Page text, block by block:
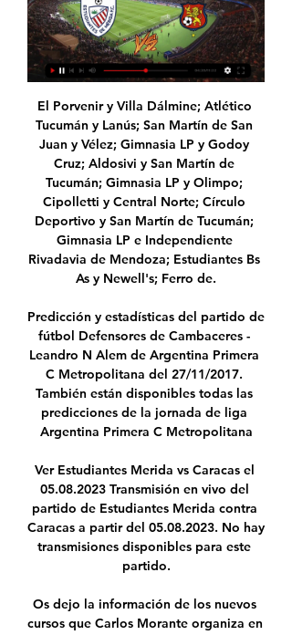
El Porvenir y Villa Dálmine; Atlético Tucumán y Lanús; San Martín de San Juan y Vélez; Gimnasia LP y Godoy Cruz; Aldosivi y San Martín de Tucumán; Gimnasia LP y Olimpo; Cipolletti y Central Norte; Círculo Deportivo y San Martín de Tucumán; Gimnasia LP e Independiente Rivadavia de Mendoza; Estudiantes Bs As y Newell's; Ferro de.

Predicción y estadísticas del partido de fútbol Defensores de Cambaceres - Leandro N Alem de Argentina Primera C Metropolitana del 27/11/2017. También están disponibles todas las predicciones de la jornada de liga Argentina Primera C Metropolitana

Ver Estudiantes Merida vs Caracas el 05.08.2023 Transmisión en vivo del partido de Estudiantes Merida contra Caracas a partir del 05.08.2023. No hay transmisiones disponibles para este partido.

Os dejo la información de los nuevos cursos que Carlos Morante organiza en Madrid en las próximas semanas. DOS CURSOS EN MADRID DÍA 4 DE AGOSTO 2012:

Fixture de Estudiantes Mérida en vivo Mirá todos los Horarios y Canales de los Partidos de Estudiantes Mérida EN VIVO. La mayor información de Fútbol de tu equipo por TV de Venezuela.

San Cristóbal, 19 de marzo de 2019 (Prensa Deportivo Táchira).- Con la motivación de haber saldado en victoria su último enfrentamiento, el Deportivo Táchira F.C. buscará este miércoles en Pueblo Nuevo, continuar por la senda del triunfo, cuando reciba a Estudiantes de Caracas S.C.

Hola soy delgado atletico maduro y solo busco sexo bueno sin tabu, soy versatil mas pasivo me encanta usar hilos estoy totalmente deoilado y uso hilos, solo busco sexo con hombres maduros no jovenes , me encanta hacer de todo y me hagan de todo en especial que acaben en mi boca, si tienes sitio mucho mejor 04145889366

Estudiantes M.: marcadores en directo, resultados y partidos Estudiantes M. Estadio: Estadio Metropolitano de Mérida. Capacidad: 43 200 Estudiantes M. Caracas. 24.02. 17:45. Monagas. Estudiantes M. 02.03. 17:00 ...

El sistema de transmisión utilizado en este cochecillo ha sido el de transmisión por correa, dada su facilidad para se implementado en la maqueta y los buenos resultados que hemos obtenidos en proyectos de este tipo.

Redacción deportes - El Sevilla, pentacampeón de la Copa de la UEFA/Liga Europa, sucumbió en Praga ante el Slavia (4-3) tras una prórroga que no supo manejar, y también quedó eliminado el Inter italiano, en tanto que el Chelsea y el Arsenal confirmaron el vigor de la

La última hora de las noticias en tu diario de actualidad ElEconomista.es. La actualidad política, cultural y deportiva nacional e internacional

Caracas 1(4) -1 (3) Estudiantes de Mérida: resumen, goles 16 dic 2019 — Se esperan más de 20 mil personas en el juego de este domingo en la ciudad capital para ver web a medios de lectura mecánica u otros medios ...

Sigue las Posiciones de la temporada de la Liga BBVA MX 2019. Matías Britos fue uno de los jugadores que llegaron a clubes de Gustavo Matosas vía el agente.

Lucas Silva hasta 2020 El Real Madrid hizo oficial el acuerdo con el Cruzeiro para contratar a Lucas Silva, que quedará vinculado al club hasta el 30 de junio de 2020

11 9422867 188 and 36 ladron de guevara hi, javier perez s. 2/6 - 6/2 - 6/4 munar j. 12 8554778 202 val 39 perez contri, sergi 7/6(8) - 6/4 romero a. 13 12503513 279 eus 53 muÑiz infante, marcos fernandez y. caÑas j. 6/3 - 6/1 14 8774970 467 ast 60 fernandez gonzalez, yago 6/4 - 6/3 romero a.

Fortaleza se dejó arrebatar la clasificación en el último suspiro ante Barranquilla y Llaneros y Quindío se quedaron con los dos últimos cupos restantes. Y tras el triunfo 3-1 de Cúcuta sobre Atlético, se realizó el sorteo. El equipo motilón y Unión Magdalena serán los cabezas de serie.

El mejor fútbol en directo en RTVE.es Fútbol en directo en RTVE.es No tiene habilitado javascript, siga este enlace para acceder al contenido Fútbol en directo en RTVE.es

Historia de México:. 1944 Canadá reforzó sus tropas en Italia y creo el 1º Cuerpo de Ejército Canadiense, tropas canadienses rompieron la línea Hitler al sur de Roma y la línea Gótica más al norte.. Historical Statistics of Canada. 2d ed., Ottawa: Statistics Canada, 1983.

XVIDEOS putas videos, free. XVIDEOS.COM ACCOUNT Join for FREE Log in Straight. Search.. PROSTITUTAS MÉXICO (CAMARA OCULTA) 21 min Camaraocultamexico - 1.6M Views - 360p. Cogida y con sermon. 2 min Andor3 - 3.7M Views - andrea legarreta. 4 sec Tusperma13 - 178.7k Views - 360p. Me cojo a la comadre.

Sitio web oficial del hincha del club Gimnasia y Esgrima de Mendoza Inicio. gran paso por el Lobo como sino hubiera pasado ni un instante desde que dejó de desplegar su magia. Ídolo máximo de Gimnasia ,y referente de una época dorada en el club,. Amigo Oga que viva, ¡vamos Lobo todavía!

julia ibañez Martínez 3 de febrero de 2018, 0:14 en primer lugar darte las gracias por estar ahi , darte la enhorabuena por el material y volverte a dar las gracias por tu generosidad y altruismo. Me conoces y mis planteamientos son tus mismos puntos de partida, solo pienso que si tiene la letra ademas de la boquita , el niño puede hacer asociaciones sin que el objetivo ni ls pretension.

Athletic - Real Sociedad . Athletic Club - Real Sociedad: horario, TV y dónde ver online hoy Te contamos la fecha, hora, dónde ver en directo online y cómo seguir en vivo por televisión el Athletic Club - Real Sociedad de hoy, partido de la jornada 3 de LaLiga Santander.

La monotonía se impusó en los primeros 10 minutos, el azul se acerca al arco del Envigado, pero no tiene eficacia Millonarios, en los primeros minutos, domina el balón y se aproxima al área del envigado, pero no ha generado ninguna opción de gol las tribunas del Polideportivo Sur están vacías

Jesús Galindo Trejo, astrónomo del Instituto de Investigaciones Estéticas de la Universidad Nacional de México (UNAM) y experto en arqueoastronomía, ha ofrecido hoy una conferencia en Salamanca en la que ha apuntado una teoría alternativa y mucho más acorde con la Ciencia: quizá los mayas destacaron 2012 porque se producirá un.

Canadá vs Cuba en VIVO. La selección de Canadá ha cumplido con una buena fase de grupos al sumar un triunfo y una derrota en las dos primeras jornadas, eso los tiene en una buena circunstancia sabiendo que el triunfo les garantiza el boleto.

Estudiantes de Mérida vs Metropolitanos FC EN VIVO 14 abr 2023 — Dieron el golpe. El cuadro violeta ratificó su buen momento en la Liga FutVe 2023 con un triunfazo por 2-0 ante el conjunto Académico.

Independencia de Bolivia Editar. Olvidados por su lejanía con la capital, en 1870 las provincias de Titicaca, Potosí, Cochabamba, Chuquisaca, Oruro y Tarija se levantaron en una revuelta conducida por el general Jorge Córdova, quien logró un triunfo efímero de pocos meses antes de la llegada de los ejércitos imperiales desde Arequipa.

Eso sí, desde la estaciones del centro de la ciudad llegas directamente con la línea de trenes del Aeropuerto. Cómo ir en tren al aeropuerto T4 con el cierre de Recoletos. Ahora bien, desde junio las obras que se están llevando a cabo y que suponen el cierre del túnel de Recoletos, afectan a esta línea del tren de cercanías del aeropuerto.

'Carrusel Deportivo' es el programa líder del fin de semana deportivo.. El programa en directo, los goles, el Gallinero, las reflexiones del VARman Iturralde González,. Rellena la porra de la Jornada 11 y disfruta de un premio Bluesock Hostels.

Estudiantes Merida Vs Caracas FC: Detalles del partido, 365Scores es el más rápido y más preciso servicio online de resultados en vivo ver: 2.12.5. deshacer.

Para viajar a Puerto Rico no es necesario un pasaporte porque Puerto Rico tiene un estatuto como parte del "commonwealth" o mancomunidad con los Estados Unidos. Originalmente Puerto Rico era un "protectorado" de los Estados Unidos, y no fue reconocido como "nación" o "país" hasta 1953, antes de lo cual era considerado una colonia.

Primer torneo de pesca deportiva “Copa La Paz” 2019 . 6 agosto, 2019 Leer más. Trabajadores del Ayuntamiento podrán retomar sus estudios, tras firma de convenio con la UM. 6 agosto, 2019 Leer más. DIF Municipal inaugura Talleres de Verano . 5 agosto, 2019.

Año: Acontecimiento: 1544. Fray Andrés de Olmos penetra en la región del actual estado de Nuevo León. 1577. Alberto del Canto funda la villa de Santiago de Saltillo, después de lo cual, avanza hacia el noreste y descubre el valle de Extremadura.

Perú vs Ecuador en vivo y directo, Este partido se jugara este 5 de septiembre 2019, Este encuentro esta programado para las 8:00 pm Hora Peruana, El partido sera transmitido por la señal de Golperu.

Hoy Driftwood es uno de los diez operadores y desarrolladores hoteleros más grandes en Estados Unidos. Con un fondo que arrancó hace dos años y ya supera los US$50 millones, DAD analiza las mejores oportunidades en el mercado. Cada año en Estados Unidos se venden 2000 hoteles.

Saez Larra Olga (Q) Saez Larra Olga (Q) [ESP] 6/2 6/4 : Charaeva Alina (Q) [RUS] Maristany Zuleta De Reales Guiomar: Maristany Zuleta De Reales Guiomar

La política económica de la Alianza Cambiemos tiene un marcado sesgo antiindustrial. Por un lado, el aperturismo “bobo” daña el entramado fabril, y por otro, los ejes centrales de la macrieconomía (retroceso de la demanda, costo energético, elevadas tasas de interés) perjudican al sector

(Secretaría de Comunicación e Información). – Con la inauguración del campeonato Nacional clasificatorio de béisbol, inició la jornada deportiva en la entidad este sábado, en donde la selección de Yaracuy se enfrentó a Trujillo en un primer encuentro, quedándose con el título el equipo de la casa con un marcador de 6 carreras por 5.

Mientras tanto, el Athletic Club de Bilbao, que acumulaba siete encuentros invicto, sufrió la derrota de 2-1 en el Derbi Vasco. De esta manera los Leones de Gaizka Garitano se quedaron en el doceavo lugar de La Liga con 26 puntos. Día y horario: ¿Cuándo se enfrentan Athletic Bilbao y Barcelona por La Liga?

En la academia, La Florida , ubicada en el di